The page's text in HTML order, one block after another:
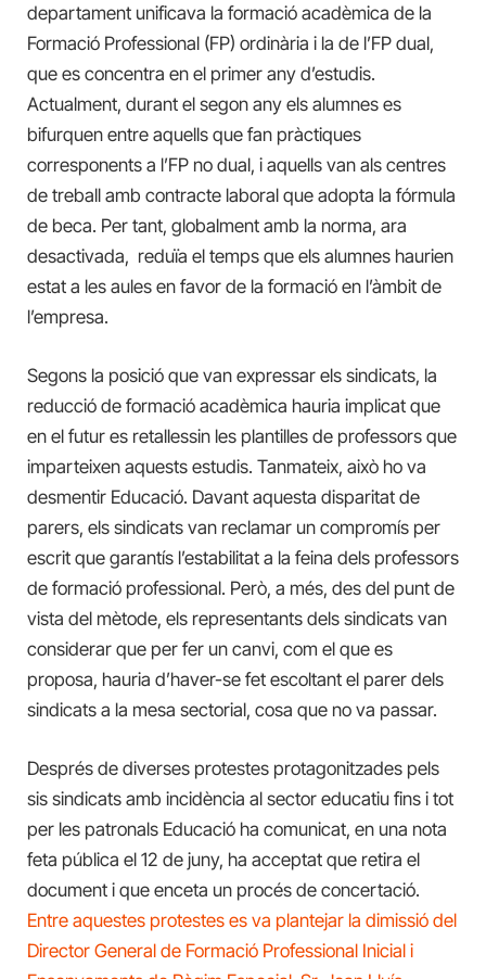
departament unificava la formació acadèmica de la
Formació Professional (FP) ordinària i la de l’FP dual,
que es concentra en el primer any d’estudis.
Actualment, durant el segon any els alumnes es
bifurquen entre aquells que fan pràctiques
corresponents a l’FP no dual, i aquells van als centres
de treball amb contracte laboral que adopta la fórmula
de beca. Per tant, globalment amb la norma, ara
desactivada, reduïa el temps que els alumnes haurien
estat a les aules en favor de la formació en l’àmbit de
l’empresa.
Segons la posició que van expressar els sindicats, la
reducció de formació acadèmica hauria implicat que
en el futur es retallessin les plantilles de professors que
imparteixen aquests estudis. Tanmateix, això ho va
desmentir Educació. Davant aquesta disparitat de
parers, els sindicats van reclamar un compromís per
escrit que garantís l’estabilitat a la feina dels professors
de formació professional. Però, a més, des del punt de
vista del mètode, els representants dels sindicats van
considerar que per fer un canvi, com el que es
proposa, hauria d’haver-se fet escoltant el parer dels
sindicats a la mesa sectorial, cosa que no va passar.
Després de diverses protestes protagonitzades pels
sis sindicats amb incidència al sector educatiu fins i tot
per les patronals Educació ha comunicat, en una nota
feta pública el 12 de juny, ha acceptat que retira el
document i que enceta un procés de concertació.
Entre aquestes protestes es va plantejar la dimissió del
Director General de Formació Professional Inicial i